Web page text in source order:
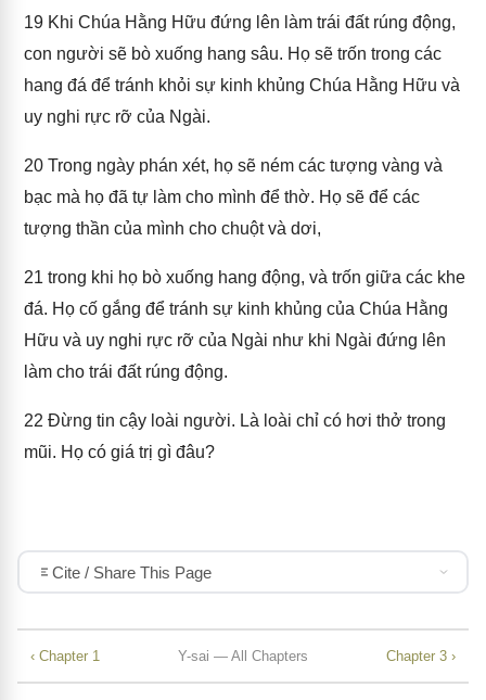
19 Khi Chúa Hằng Hữu đứng lên làm trái đất rúng động,
con người sẽ bò xuống hang sâu. Họ sẽ trốn trong các
hang đá để tránh khỏi sự kinh khủng Chúa Hằng Hữu và
uy nghi rực rỡ của Ngài.
20 Trong ngày phán xét, họ sẽ ném các tượng vàng và
bạc mà họ đã tự làm cho mình để thờ. Họ sẽ để các
tượng thần của mình cho chuột và dơi,
21 trong khi họ bò xuống hang động, và trốn giữa các khe
đá. Họ cố gắng để tránh sự kinh khủng của Chúa Hằng
Hữu và uy nghi rực rỡ của Ngài như khi Ngài đứng lên
làm cho trái đất rúng động.
22 Đừng tin cậy loài người. Là loài chỉ có hơi thở trong
mũi. Họ có giá trị gì đâu?
Cite / Share This Page
‹ Chapter 1 Y-sai — All Chapters Chapter 3 ›